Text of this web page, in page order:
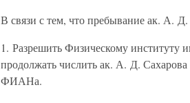
В связи с тем, что пребывание ак. А.
1. Разрешить Физическому
продолжать числить ак. А. Д.
ФИАНа.